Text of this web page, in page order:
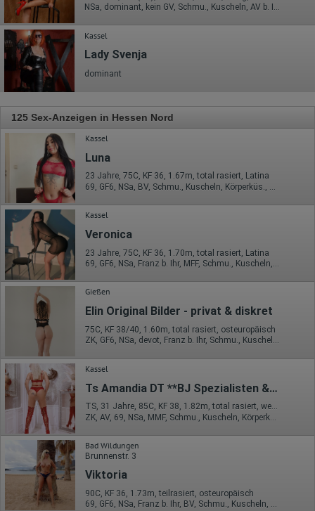
NSa, dominant, kein GV, Schmu., Kuscheln, AV b. Ihm, DSa, FAa
Kassel
Lady Svenja
dominant
125 Sex-Anzeigen in Hessen Nord
Kassel
Luna
23 Jahre, 75C, KF 36, 1.67m, total rasiert, Latina
Kassel
Veronica
23 Jahre, 75C, KF 36, 1.70m, total rasiert, Latina
69, GF6, NSa, Franz b. Ihr, MFF, Schmu., Kuscheln, Körperküs.
Gießen
Elin Original Bilder - privat & diskret
75C, KF 38/40, 1.60m, total rasiert, osteuropäisch
ZK, GF6, NSa, devot, Franz b. Ihr, Schmu., Kuscheln, Körperküs.
Kassel
Ts Amandia DT **BJ Spezialisten & NS Aktiv Expertin
TS, 31 Jahre, 85C, KF 38, 1.82m, total rasiert, westeuropäisch
Bad Wildungen
Brunnenstr. 3
Viktoria
90C, KF 36, 1.73m, teilrasiert, osteuropäisch
69, GF6, NSa, Franz b. Ihr, BV, Schmu., Kuscheln, Körperküs.